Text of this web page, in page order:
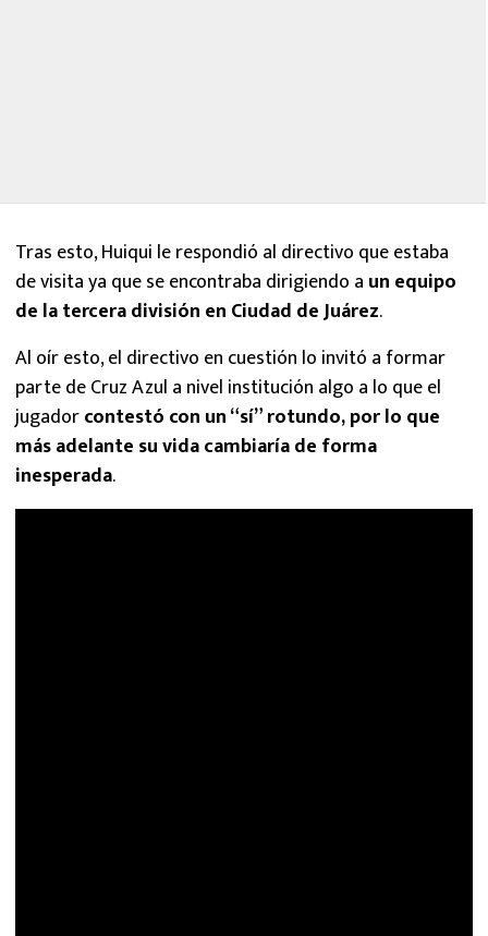
Tras esto, Huiqui le respondió al directivo que estaba
de visita ya que se encontraba dirigiendo a un equipo
de la tercera división en Ciudad de Juárez.
Al oír esto, el directivo en cuestión lo invitó a formar
parte de Cruz Azul a nivel institución algo a lo que el
jugadorcontestó con un “sí” rotundo, por lo que
más adelante su vida cambiaría de forma
inesperada.